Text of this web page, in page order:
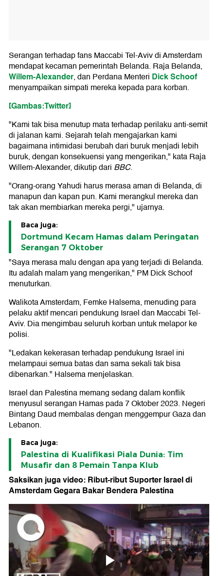
Serangan terhadap fans Maccabi Tel-Aviv di Amsterdam
mendapat kecaman pemerintah Belanda. Raja Belanda,
Willem-Alexander, dan Perdana Menteri Dick Schoof
menyampaikan simpati mereka kepada para korban.
[Gambas:Twitter]
"Kami tak bisa menutup mata terhadap perilaku anti-semit
di jalanan kami. Sejarah telah mengajarkan kami
bagaimana intimidasi berubah dari buruk menjadi lebih
buruk, dengan konsekuensi yang mengerikan," kata Raja
Willem-Alexander, dikutip dari BBC.
"Orang-orang Yahudi harus merasa aman di Belanda, di
manapun dan kapan pun. Kami merangkul mereka dan
tak akan membiarkan mereka pergi," ujarnya.
Baca juga:
Dortmund Kecam Hamas dalam Peringatan
Serangan 7 Oktober
"Saya merasa malu dengan apa yang terjadi di Belanda.
Itu adalah malam yang mengerikan," PM Dick Schoof
menuturkan.
Walikota Amsterdam, Femke Halsema, menuding para
pelaku aktif mencari pendukung Israel dan Maccabi Tel-
Aviv. Dia mengimbau seluruh korban untuk melapor ke
polisi.
"Ledakan kekerasan terhadap pendukung Israel ini
melampaui semua batas dan sama sekali tak bisa
dibenarkan." Halsema menjelaskan.
Israel dan Palestina memang sedang dalam konflik
menyusul serangan Hamas pada 7 Oktober 2023. Negeri
Bintang Daud membalas dengan menggempur Gaza dan
Lebanon.
Baca juga:
Palestina di Kualifikasi Piala Dunia: Tim
Musafir dan 8 Pemain Tanpa Klub
Saksikan juga video: Ribut-ribut Suporter Israel di
Amsterdam Gegara Bakar Bendera Palestina